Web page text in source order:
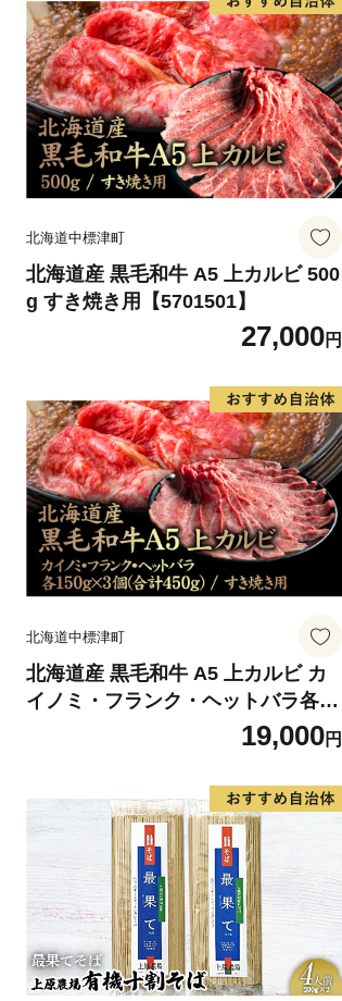
北海道中標津町
北海道産 黒毛和牛 A5 上カルビ 500
g すき焼き用【5701501】
27,000円
北海道中標津町
北海道産 黒毛和牛 A5 上カルビ カ
イノミ・フランク・ヘットバラ各15
0g×3個(合計450g) すき焼き用【57
19,000円